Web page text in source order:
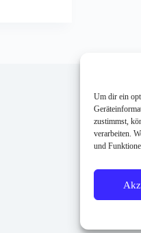
Um dir ein
zustimmst,
verarbeiten.
und